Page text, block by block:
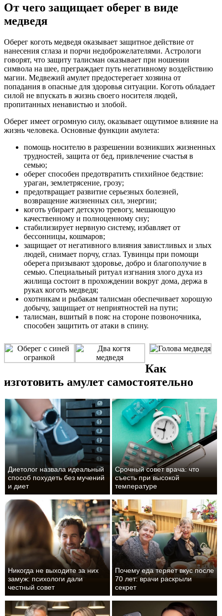
От чего защищает оберег в виде
медведя
Оберег коготь медведя оказывает защитное действие от
нанесения сглаза и порчи недоброжелателями. Астрологи
говорят, что защиту талисман оказывает при ношении
символа на шее, преграждает путь негативному воздействию
магии. Медвежий амулет предостерегает хозяина от
попадания в опасные для здоровья ситуации. Коготь обладает
силой не впускать в жизнь своего носителя людей,
пропитанных ненавистью и злобой.
Оберег имеет огромную силу, оказывает ощутимое влияние на
жизнь человека. Основные функции амулета:
помощь носителю в разрешении возникших жизненных
трудностей, защита от бед, привлечение счастья в
семью;
оберег способен предотвратить стихийное бедствие:
ураган, землетрясение, грозу;
предотвращает развитие серьезных болезней,
возвращение жизненных сил, энергии;
коготь убирает детскую тревогу, мешающую
качественному и полноценному сну;
стабилизирует нервную систему, избавляет от
бессонницы, кошмаров;
защищает от негативного влияния завистливых и злых
людей, снимает порчу, сглаз. Тувинцы при помощи
оберега призывают здоровье, добро и благополучие в
семью. Специальный ритуал изгнания злого духа из
жилища состоит в прохождении вокруг дома, держа в
руках коготь медведя;
охотникам и рыбакам талисман обеспечивает хорошую
добычу, защищает от неприятностей на пути;
талисман, вшитый в пояс на стороне позвоночника,
способен защитить от атаки в спину.
Как
изготовить амулет самостоятельно
Диетолог назвала идеальный
способ похудеть без мучений
и диет
Срочный совет врача: что
съесть при высокой
температуре
Никогда не выходите за них
замуж: психологи дали
честный совет
Почему еда теряет вкус после
70 лет: врачи раскрыли
секрет